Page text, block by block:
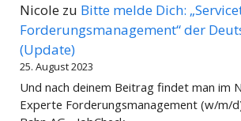
Nicole zu Bitte melde Dich:
Forderungsmanagement“ der
(Update)
25. August 2023
Und nach deinem Beitrag findet man im
Experte Forderungsmanagement (w/m/